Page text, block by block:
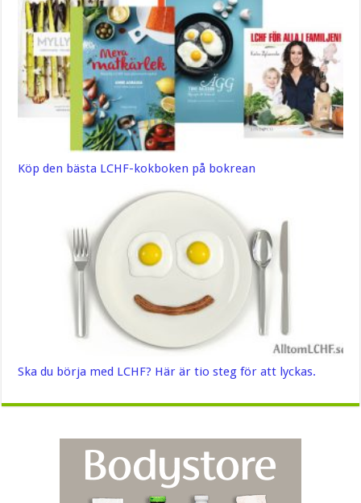
Köp den bästa LCHF-kokboken på bokrean
Ska du börja med LCHF? Här är tio steg för att lyckas.